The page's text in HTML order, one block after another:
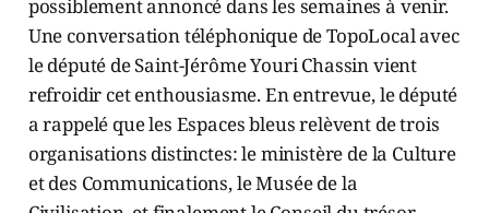
possiblement annoncé dans les semaines à venir.
Une conversation téléphonique de TopoLocal avec
le député de Saint-Jérôme Youri Chassin vient
refroidir cet enthousiasme. En entrevue, le député
a rappelé que les Espaces bleus relèvent de trois
organisations distinctes: le ministère de la Culture
et des Communications, le Musée de la